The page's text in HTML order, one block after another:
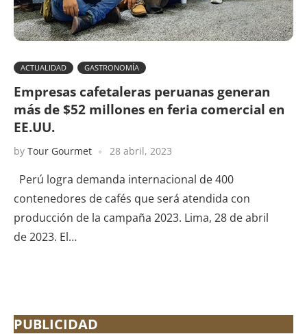
ACTUALIDAD GASTRONOMÍA
Empresas cafetaleras peruanas generan
más de $52 millones en feria comercial en
EE.UU.
by Tour Gourmet 28 abril, 2023
Perú logra demanda internacional de 400
contenedores de cafés que será atendida con
producción de la campaña 2023. Lima, 28 de abril
de 2023. El…
PUBLICIDAD